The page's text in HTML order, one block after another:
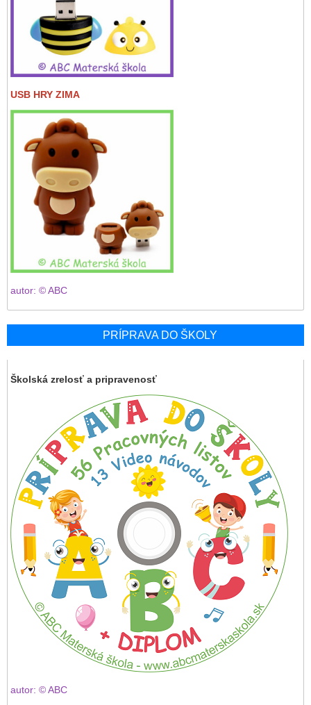
USB HRY ZIMA
autor: © ABC
PRÍPRAVA DO ŠKOLY
Školská zrelosť a pripravenosť
autor: © ABC